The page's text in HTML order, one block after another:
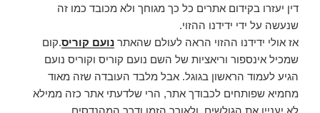
דין יעזרו בקידום אתרים כל כך מגוחך ולא מכובד כמו זה
שנעשה על ידי ידידנו ההזוי.
אז אולי ידידנו ההזוי הראה לעולם שהאתר נועם קוריס.קום
שמכיל אינספור וריאציות של השם נועם קוריס וקוריס נועם
הגיע לעמוד הראשון בגוגל. אבל מלבד העובדה שזה מאוד
מחמיא שפותחים לכבודך אתר, הרי שלדעתי אתר כזה ממילא
לא יעניין את הגולשים ולאורך הזמן ודרך המהנדסים